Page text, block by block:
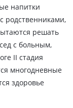
напитки
родственниками,
решать
с больным,
II стадия
многодневные
здоровье